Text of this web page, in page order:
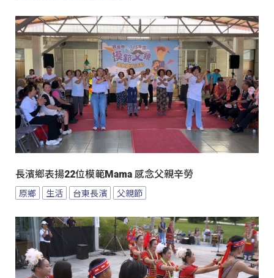
長濱鄉表揚22位模範Mama 感念父親辛勞
原鄉 生活 台東長濱 父親節